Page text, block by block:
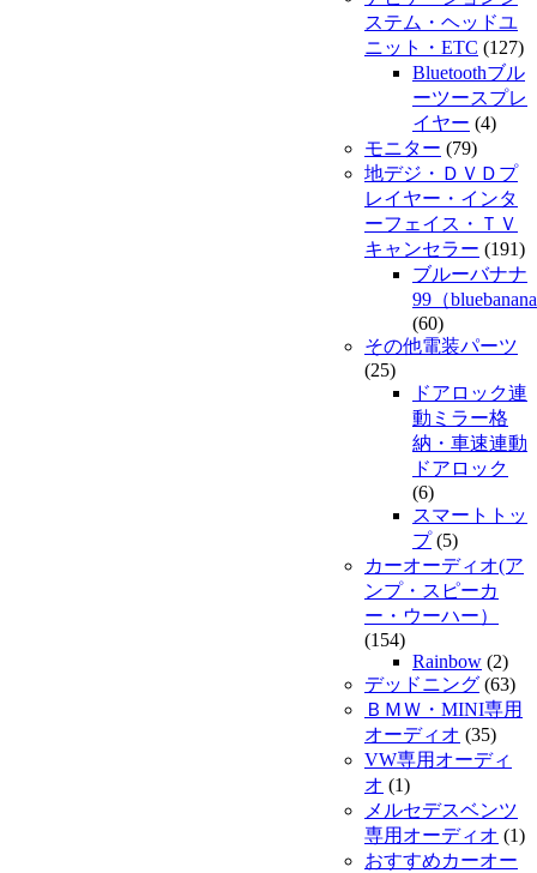
ステム・ヘッドユ
ニット・ETC (127)
Bluetoothブル
ーツースプレ
イヤー (4)
モニター (79)
地デジ・ＤＶＤプ
レイヤー・インタ
ーフェイス・ＴＶ
キャンセラー (191)
ブルーバナナ
99（
(60)
その他電装パーツ
(25)
ドアロック連
動ミラー格
納・車速連動
ドアロック
(6)
スマートトッ
プ(5)
カーオーディオ(ア
ンプ・スピーカ
ー・ウーハー）
(154)
Rainbow (2)
デッドニング (63)
ＢＭＷ・MINI専用
オーディオ (35)
VW専用オーディ
オ (1)
メルセデスベンツ
専用オーディオ (1)
おすすめカーオー